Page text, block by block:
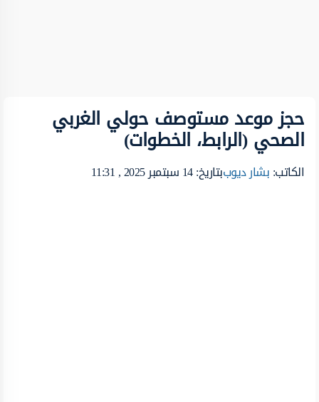
حجز موعد مستوصف حولي الغربي
الصحي (الرابط، الخطوات)
الكاتب:بشار ديوببتاريخ: 14 سبتمبر 2025 , 11:31